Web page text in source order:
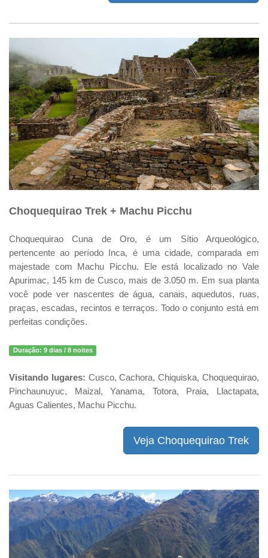
Choquequirao Trek + Machu Picchu
Choquequirao Cuna de Oro, é um Sítio Arqueológico,
pertencente ao período Inca, é uma cidade, comparada em
majestade com Machu Picchu. Ele está localizado no Vale
Apurimac, 145 km de Cusco, mais de 3.050 m. Em sua planta
você pode ver nascentes de água, canais, aquedutos, ruas,
praças, escadas, recintos e terraços. Todo o conjunto está em
perfeitas condições.
Duração: 9 dias / 8 noites
Visitando lugares: Cusco, Cachora, Chiquiska, Choquequirao,
Pinchaunuyuc, Maizal, Yanama, Totora, Praia, Llactapata,
Aguas Calientes, Machu Picchu.
Veja Choquequirao Trek